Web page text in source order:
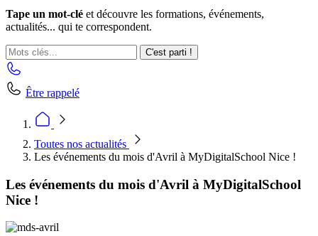
Tape un mot-clé et découvre les formations, événements,
actualités... qui te correspondent.
C'est parti !
Être rappelé
Toutes nos actualités
Les événements du mois d'Avril à MyDigitalSchool Nice !
Les événements du mois d'Avril à MyDigitalSchool
Nice !